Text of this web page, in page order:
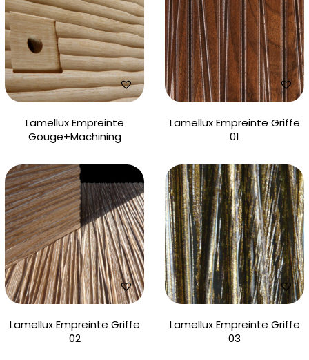
Lamellux Empreinte
Gouge+Machining
Lamellux Empreinte Griffe
01
Lamellux Empreinte Griffe
02
Lamellux Empreinte Griffe
03